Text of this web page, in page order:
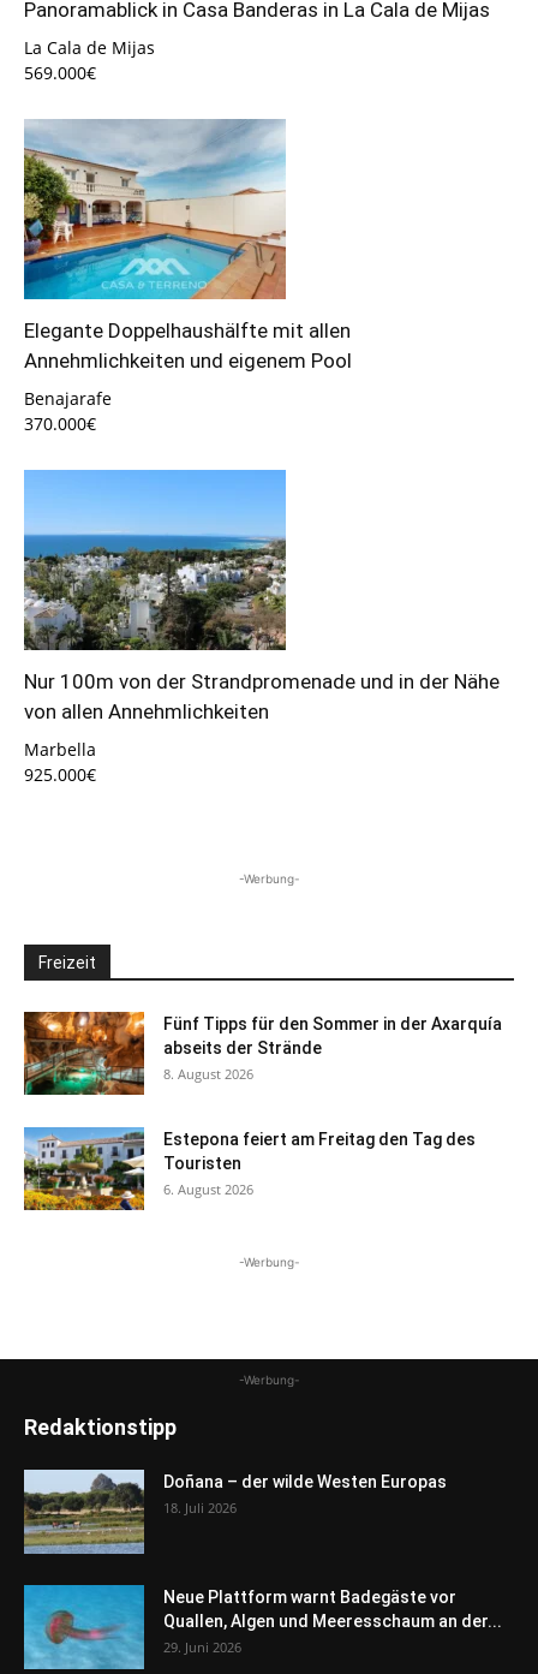
Panoramablick in Casa Banderas in La Cala de Mijas
La Cala de Mijas
569.000€
Elegante Doppelhaushälfte mit allen
Annehmlichkeiten und eigenem Pool
Benajarafe
370.000€
Nur 100m von der Strandpromenade und in der Nähe
von allen Annehmlichkeiten
Marbella
925.000€
-Werbung-
Freizeit
Fünf Tipps für den Sommer in der Axarquía
abseits der Strände
8. August 2026
Estepona feiert am Freitag den Tag des
Touristen
6. August 2026
-Werbung-
-Werbung-
Redaktionstipp
Doñana – der wilde Westen Europas
18. Juli 2026
Neue Plattform warnt Badegäste vor
Quallen, Algen und Meeresschaum an der...
29. Juni 2026